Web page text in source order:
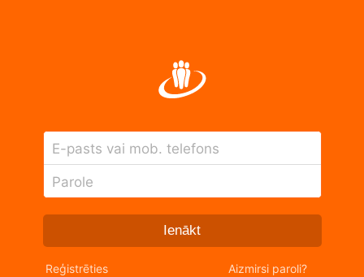
E-pasts vai mob. telefons
Parole
Ienākt
Reģistrēties Aizmirsi paroli?